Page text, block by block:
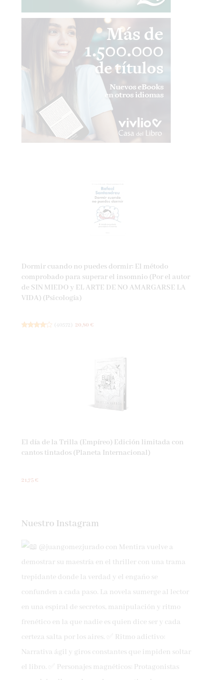
Dormir cuando no puedes dormir: El método
comprobado para superar el insomnio (Por el autor
de SIN MIEDO y EL ARTE DE NO AMARGARSE LA
VIDA) (Psicología)
( 40572 ) 20,80 €
El día de la Trilla (Empíreo) Edición limitada con
cantos tintados (Planeta Internacional)
21,75 €
Nuestro Instagram